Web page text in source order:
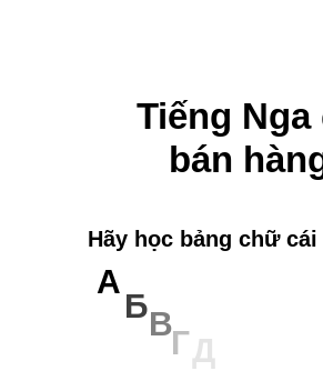
Tiếng Nga
bán
Hãy học bảng chữ cái
А
БВ
ГД